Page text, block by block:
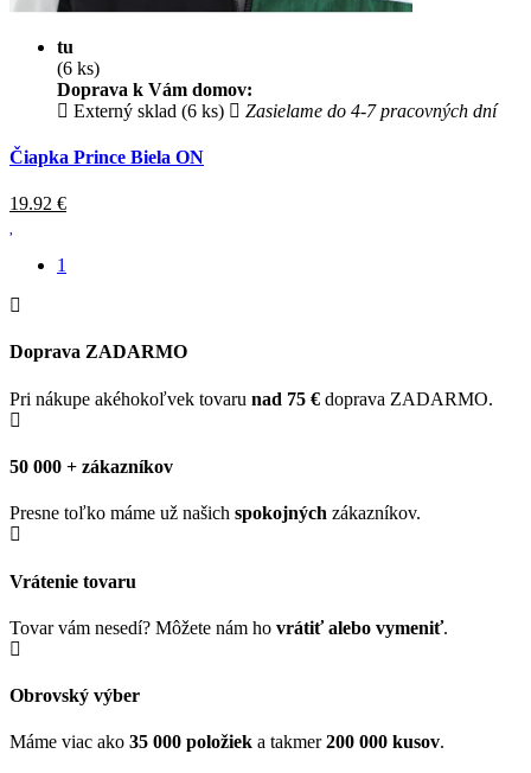
tu
(6 ks)
Doprava k Vám domov:
Externý sklad (6 ks)
Zasielame do 4-7 pracovných dní
Čiapka Prince Biela ON
19.92 €
1
Doprava ZADARMO
Pri nákupe akéhokoľvek tovaru nad 75 € doprava ZADARMO.
50 000 + zákazníkov
Presne toľko máme už našich spokojných zákazníkov.
Vrátenie tovaru
Tovar vám nesedí? Môžete nám ho vrátiť alebo vymeniť.
Obrovský výber
Máme viac ako 35 000 položiek a takmer200 000 kusov.